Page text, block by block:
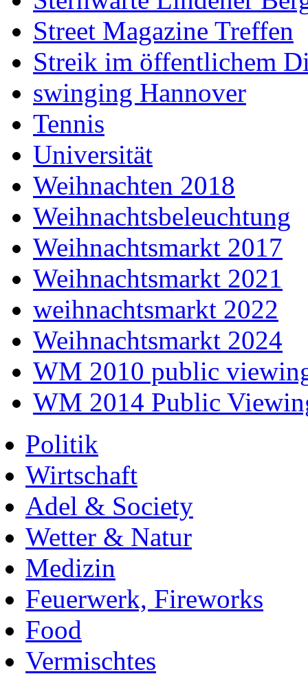
Street Magazine Treffen
Streik im öffentlichem
swinging Hannover
Tennis
Universität
Weihnachten 2018
Weihnachtsbeleuchtung
Weihnachtsmarkt 2017
Weihnachtsmarkt 2021
weihnachtsmarkt 2022
Weihnachtsmarkt 2024
WM 2010 public
WM 2014 Public
Politik
Wirtschaft
Adel & Society
Wetter & Natur
Medizin
Feuerwerk, Fireworks
Food
Vermischtes